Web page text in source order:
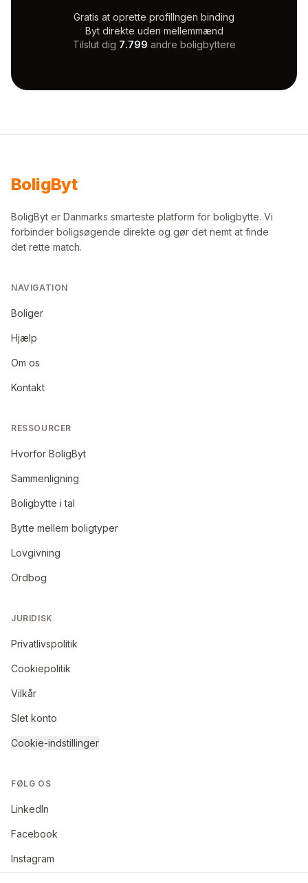
Gratis at oprette profilIngen binding
Byt direkte uden mellemmænd
Tilslut dig 7.799 andre boligbyttere
BoligByt
BoligByt er Danmarks smarteste platform for boligbytte. Vi
forbinder boligsøgende direkte og gør det nemt at finde
det rette match.
NAVIGATION
Boliger
Hjælp
Om os
Kontakt
RESSOURCER
Hvorfor BoligByt
Sammenligning
Boligbytte i tal
Bytte mellem boligtyper
Lovgivning
Ordbog
JURIDISK
Privatlivspolitik
Cookiepolitik
Vilkår
Slet konto
Cookie-indstillinger
FØLG OS
LinkedIn
Facebook
Instagram